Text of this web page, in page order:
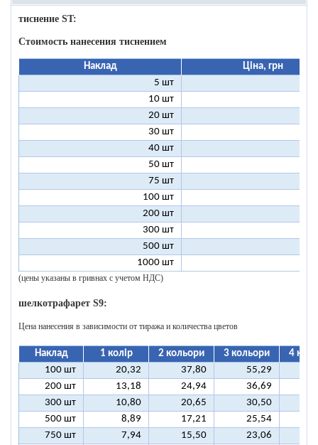
тиснение ST:
Стоимость нанесения тиснением
Наклад
Ціна, грн
5 шт
10 шт
20 шт
30 шт
40 шт
50 шт
75 шт
100 шт
200 шт
300 шт
500 шт
1000 шт
(цены указаны в гривнах с учетом НДС)
шелкотрафарет S9:
Цена нанесения в зависимости от тиража и количества цветов
Наклад 1 колір 2 кольори 3 кольори
4
100 шт
20,32 37,80 55,29
200 шт
13,18 24,94 36,69
300 шт
10,80 20,65 30,50
500 шт
8,89 17,21 25,54
750 шт
7,94 15,50 23,06